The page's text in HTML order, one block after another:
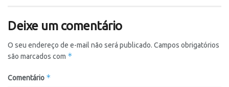
Deixe um comentário
O seu endereço de e-mail não será publicado. Campos obrigatórios
são marcados com *
Comentário *